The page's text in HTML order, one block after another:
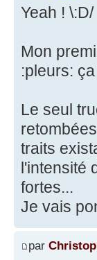
Yeah ! \:D/
Mon
:pleurs:
Le seul
traits
l'intensité
fortes...
Je vais
par